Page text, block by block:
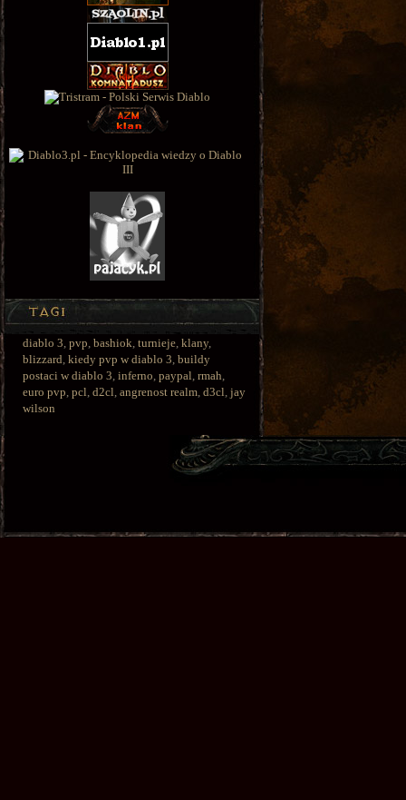
diablo 3, pvp, bashiok, turnieje, klany,
blizzard, kiedy pvp w diablo 3, buildy
postaci w diablo 3, inferno, paypal, rmah,
euro pvp, pcl, d2cl, angrenost realm, d3cl, jay
wilson